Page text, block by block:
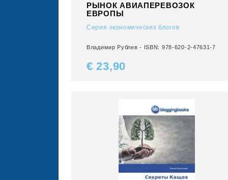
РЫНОК АВИАПЕРЕВОЗОК
ЕВРОПЫ
Серия экономических блогов
Владимир Рублев - ISBN: 978-620-2-47631-7
€ 23,90